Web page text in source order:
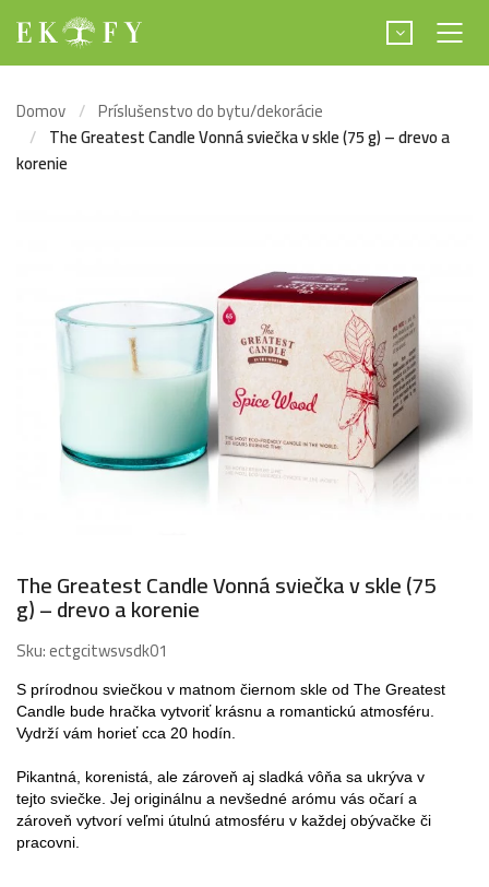
Domov
Príslušenstvo do bytu/dekorácie
The Greatest Candle Vonná sviečka v skle (75 g) – drevo a
korenie
The Greatest Candle Vonná sviečka v skle (75
g) – drevo a korenie
Sku:ectgcitwsvsdk01
S prírodnou sviečkou v matnom čiernom skle od The Greatest
Candle bude hračka vytvoriť krásnu a romantickú atmosféru.
Vydrží vám horieť cca 20 hodín.
Pikantná, korenistá, ale zároveň aj sladká vôňa sa ukrýva v
tejto sviečke. Jej originálnu a nevšedné arómu vás očarí a
zároveň vytvorí veľmi útulnú atmosféru v každej obývačke či
pracovni.